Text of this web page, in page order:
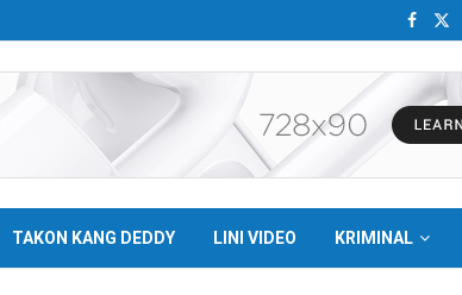
TAKON KANG DEDDY LINI VIDEO KRIMINAL